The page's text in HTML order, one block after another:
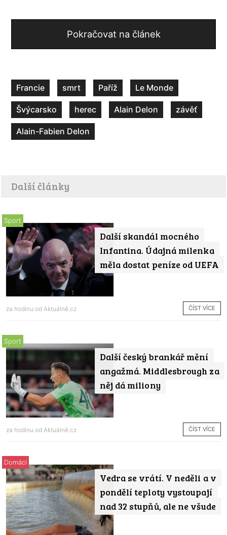
Pokračovat na článek
Francie smrt Paříž Le Monde
Švýcarsko herec Alain Delon závěť
Alain-Fabien Delon
Další články
Další skandál mocného
Infantina. Údajná milenka
měla dostat peníze od UEFA
Sport
za hodinu od Aktuálně.cz ČÍST VÍCE
Další český brankář mění
angažmá. Middlesbrough za
něj dá miliony
Sport
za hodinu od Aktuálně.cz ČÍST VÍCE
Vedra se vrátí. V neděli a v
pondělí teploty vystoupají
nad 32 stupňů, ale ne všude
Domácí